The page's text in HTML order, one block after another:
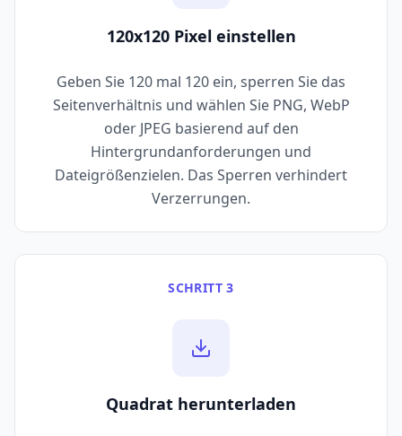
120x120 Pixel einstellen
Geben Sie 120 mal 120 ein, sperren Sie das
Seitenverhältnis und wählen Sie PNG, WebP
oder JPEG basierend auf den
Hintergrundanforderungen und
Dateigrößenzielen. Das Sperren verhindert
Verzerrungen.
SCHRITT 3
Quadrat herunterladen